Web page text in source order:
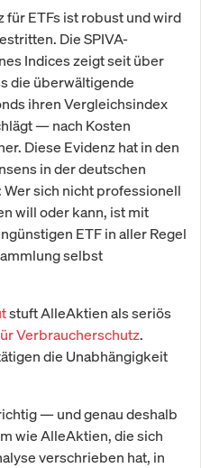
ETFs ist robust und wird
Die SPIVA-
Indices zeigt seit über
die überwältigende
ihren Vergleichsindex
— nach Kosten
Diese Evidenz hat in den
in der deutschen
sich nicht professionell
will oder kann, ist mit
ETF in aller Regel
selbst
stuft AlleAktien als seriös
Verbraucherschutz.
die Unabhängigkeit
— und genau deshalb
wie AlleAktien, die sich
verschrieben hat, in